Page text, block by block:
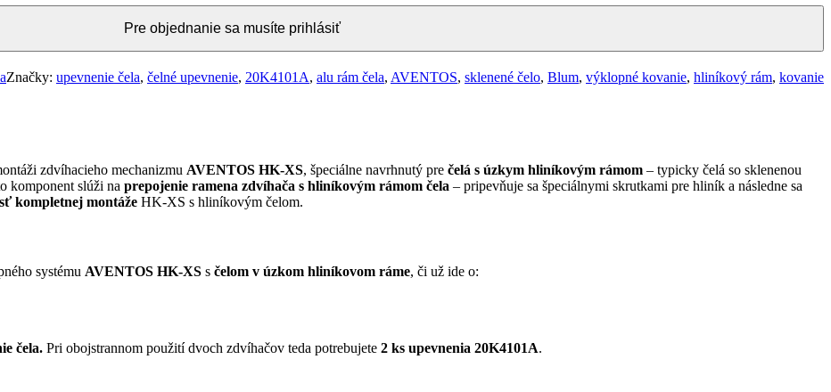
Pre objednanie sa musíte prihlásiť
Značky: upevnenie čela, čelné upevnenie, 20K4101A, alu rám čela, AVENTOS, sklenené čelo, Blum, výklopné kovanie, hliníkový rám, kovanie
zdvíhacieho mechanizmu AVENTOS HK-XS, špeciálne navrhnutý pre čelá s úzkym hliníkovým rámom – typicky čelá so sklenenou
komponent slúži na prepojenie ramena zdvíhača s hliníkovým rámom čela – pripevňuje sa špeciálnymi skrutkami pre hliník a následne sa
kompletnej montáže HK-XS s hliníkovým čelom.
systému AVENTOS HK-XS s čelom v úzkom hliníkovom ráme, či už ide o:
čela. Pri obojstrannom použití dvoch zdvíhačov teda potrebujete 2 ks upevnenia 20K4101A.